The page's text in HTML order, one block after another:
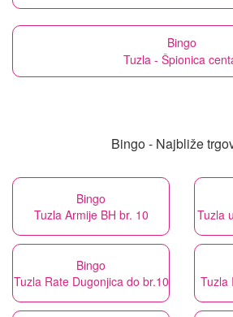
Bingo
Tuzla - Špionica
Bingo - Najbliže
Bingo
Tuzla Armije BH br. 10
Tuzla
Bingo
Tuzla Rate Dugonjica do br.10
Tuzla